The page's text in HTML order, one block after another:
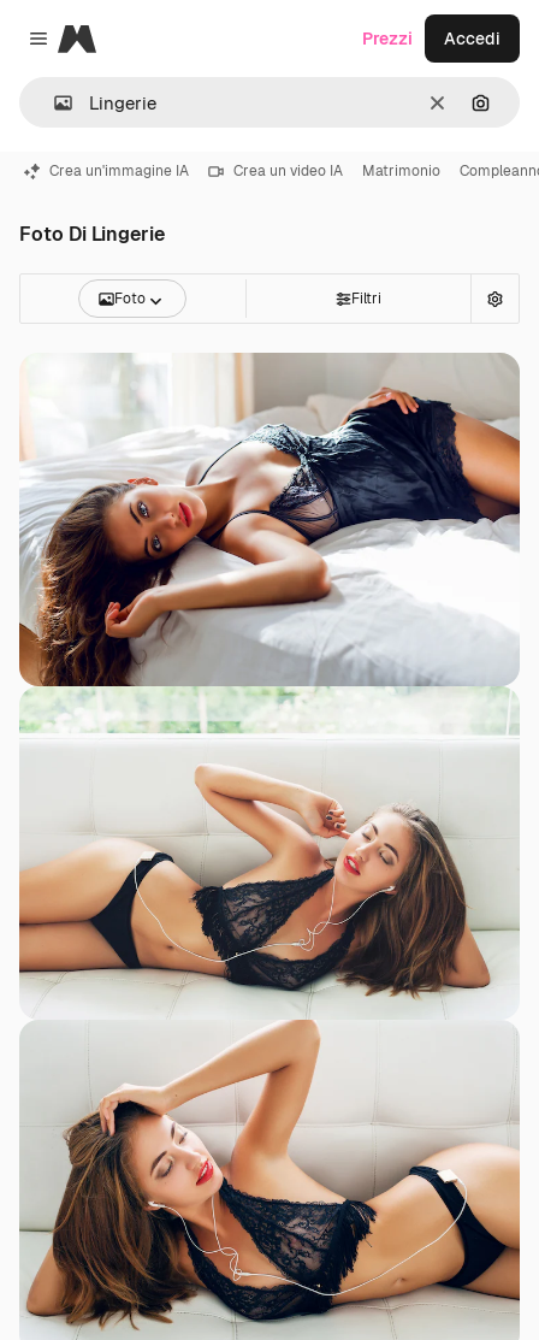
Close menu
Magnific
CancellaCerca
Prezzi Accedi
Crea un'immagine IA Crea un video IA Matrimonio
Foto Di Lingerie
Foto Filtri